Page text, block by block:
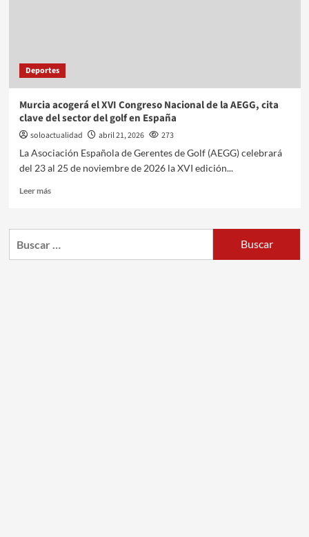
Deportes
Murcia acogerá el XVI Congreso Nacional de la AEGG, cita
clave del sector del golf en España
soloactualidad abril 21, 2026
273
La Asociación Española de Gerentes de Golf (AEGG) celebrará
del 23 al 25 de noviembre de 2026 la XVI edición...
Leer más